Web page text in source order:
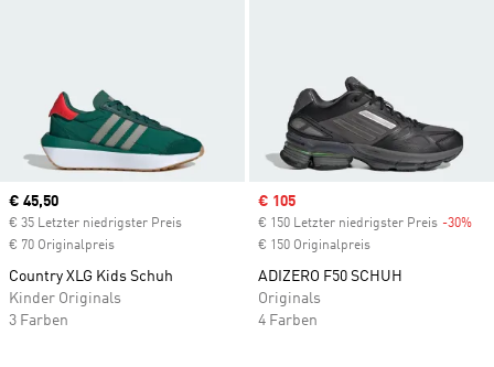
Current price
€ 45,50
€ 35 Letzter niedrigster Preis
€ 70 Originalpreis
Country XLG Kids Schuh
Kinder Originals
3 Farben
Sale price
€ 105
€ 150 Letzter niedrigster Preis -30%
€ 150 Originalpreis
ADIZERO F50 SCHUH
Originals
4 Farben